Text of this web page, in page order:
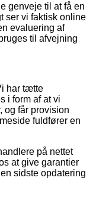
genveje til at få en
ser vi faktisk online
evaluering af
til afvejning
har tætte
i form af at vi
og får provision
fuldfører en
på nettet
at give garantier
sidste opdatering